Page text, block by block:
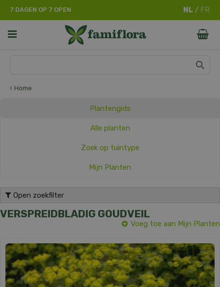
Home
7 DAGEN OP 7 OPEN
Plantengids
Alle planten
Zoek op tuintype
Mijn Planten
Open zoekfilter
VERSPREIDBLADIG GOUDVEIL
Voeg toe aan Mijn Planten